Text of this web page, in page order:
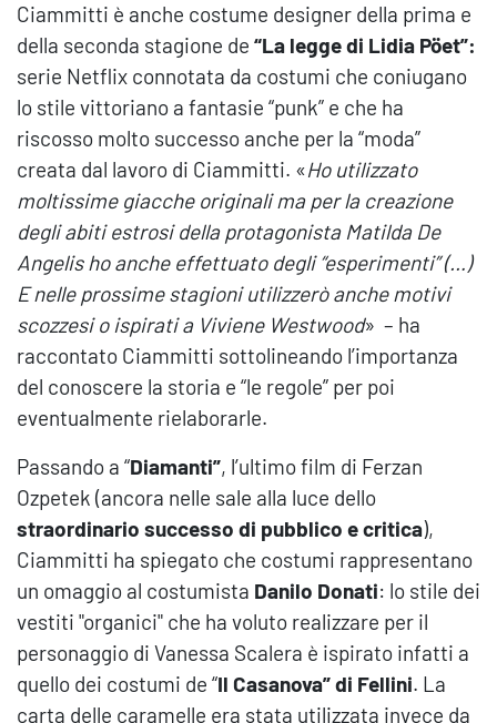
Ciammitti è anche costume designer della prima e
della seconda stagione de “La legge di Lidia Pöet”:
serie Netflix connotata da costumi che coniugano
lo stile vittoriano a fantasie “punk” e che ha
riscosso molto successo anche per la “moda”
creata dal lavoro di Ciammitti. «Ho utilizzato
moltissime giacche originali ma per la creazione
degli abiti estrosi della protagonista Matilda De
Angelis ho anche effettuato degli “esperimenti” (…)
E nelle prossime stagioni utilizzerò anche motivi
scozzesi o ispirati a Viviene Westwood» – ha
raccontato Ciammitti sottolineando l’importanza
del conoscere la storia e “le regole” per poi
eventualmente rielaborarle.
Passando a “Diamanti”, l’ultimo film di Ferzan
Ozpetek (ancora nelle sale alla luce dello
straordinario successo di pubblico e critica),
Ciammitti ha spiegato che costumi rappresentano
un omaggio al costumista Danilo Donati: lo stile dei
vestiti "organici" che ha voluto realizzare per il
personaggio di Vanessa Scalera è ispirato infatti a
quello dei costumi de “Il Casanova” di Fellini. La
carta delle caramelle era stata utilizzata invece da